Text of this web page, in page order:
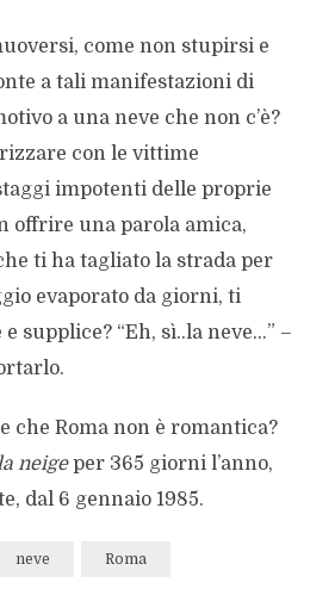
come non stupirsi e
a tali manifestazioni di
a una neve che non c’è?
con le vittime
impotenti delle proprie
offrire una parola amica,
ti ha tagliato la strada per
evaporato da giorni, ti
supplice? “Eh, sì..la neve…” –
che Roma non è romantica?
neigeper 365 giorni l’anno,
dal 6 gennaio 1985.
neve Roma